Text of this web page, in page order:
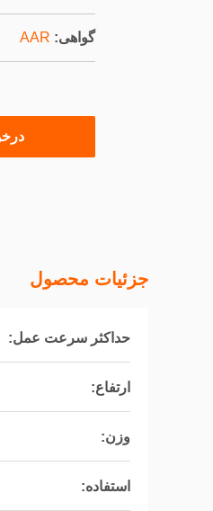
گواهی: AAR
جزئیات محصول
حداکثر سرعت عمل:
ارتفاع:
وزن:
استفاده: